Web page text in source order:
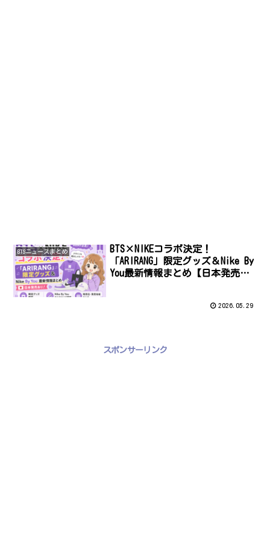
BTSニュースまとめ
BTS×NIKEコラボ決定！
「ARIRANG」限定グッズ＆Nike By
You最新情報まとめ【日本発売あ
2026.05.29
スポンサーリンク